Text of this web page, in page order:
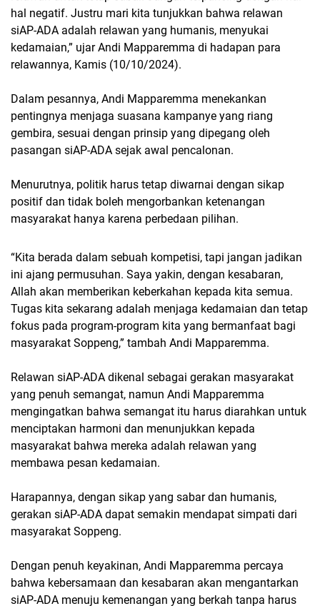
hal negatif. Justru mari kita tunjukkan bahwa relawan
siAP-ADA adalah relawan yang humanis, menyukai
kedamaian,” ujar Andi Mapparemma di hadapan para
relawannya, Kamis (10/10/2024).
Dalam pesannya, Andi Mapparemma menekankan
pentingnya menjaga suasana kampanye yang riang
gembira, sesuai dengan prinsip yang dipegang oleh
pasangan siAP-ADA sejak awal pencalonan.
Menurutnya, politik harus tetap diwarnai dengan sikap
positif dan tidak boleh mengorbankan ketenangan
masyarakat hanya karena perbedaan pilihan.
“Kita berada dalam sebuah kompetisi, tapi jangan jadikan
ini ajang permusuhan. Saya yakin, dengan kesabaran,
Allah akan memberikan keberkahan kepada kita semua.
Tugas kita sekarang adalah menjaga kedamaian dan tetap
fokus pada program-program kita yang bermanfaat bagi
masyarakat Soppeng,” tambah Andi Mapparemma.
Relawan siAP-ADA dikenal sebagai gerakan masyarakat
yang penuh semangat, namun Andi Mapparemma
mengingatkan bahwa semangat itu harus diarahkan untuk
menciptakan harmoni dan menunjukkan kepada
masyarakat bahwa mereka adalah relawan yang
membawa pesan kedamaian.
Harapannya, dengan sikap yang sabar dan humanis,
gerakan siAP-ADA dapat semakin mendapat simpati dari
masyarakat Soppeng.
Dengan penuh keyakinan, Andi Mapparemma percaya
bahwa kebersamaan dan kesabaran akan mengantarkan
siAP-ADA menuju kemenangan yang berkah tanpa harus